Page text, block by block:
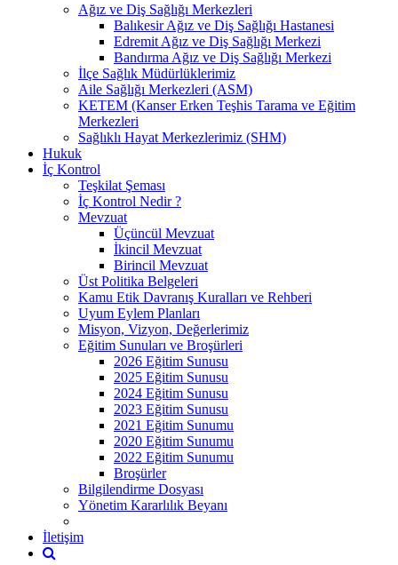
Ağız ve Diş Sağlığı Merkezleri
Balıkesir Ağız ve Diş Sağlığı Hastanesi
Edremit Ağız ve Diş Sağlığı Merkezi
Bandırma Ağız ve Diş Sağlığı Merkezi
İlçe Sağlık Müdürlüklerimiz
Aile Sağlığı Merkezleri (ASM)
KETEM (Kanser Erken Teşhis Tarama ve Eğitim
Merkezleri
Sağlıklı Hayat Merkezlerimiz (SHM)
Hukuk
İç Kontrol
Teşkilat Şeması
İç Kontrol Nedir ?
Mevzuat
Üçüncül Mevzuat
İkincil Mevzuat
Birincil Mevzuat
Üst Politika Belgeleri
Kamu Etik Davranış Kuralları ve Rehberi
Uyum Eylem Planları
Misyon, Vizyon, Değerlerimiz
Eğitim Sunuları ve Broşürleri
2026 Eğitim Sunusu
2025 Eğitim Sunusu
2024 Eğitim Sunusu
2023 Eğitim Sunusu
2021 Eğitim Sunumu
2020 Eğitim Sunumu
2022 Eğitim Sunumu
Broşürler
Bilgilendirme Dosyası
Yönetim Kararlılık Beyanı
İletişim